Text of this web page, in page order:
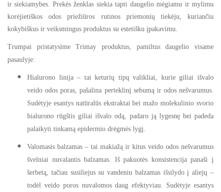
ir siekiamybes. Prekės ženklas siekia tapti daugelio mėgiamu ir mylimu
korėjietiškos odos priežiūros rutinos priemonių tiekėju, kuriančiu
kokybiškus ir veiksmingus produktus su estetišku įpakavimu.
Trumpai pristatysime Trimay produktus, pamiltus daugelio visame
pasaulyje:
Hialurono linija – tai keturių tipų valikliai, kurie giliai išvalo
veido odos poras, pašalina perteklinį sebumą ir odos nešvarumus.
Sudėtyje esantys natūralūs ekstraktai bei mažo molekulinio svorio
hialurono rūgštis giliai išvalo odą, padaro ją lygesnę bei padeda
palaikyti tinkamą epidermio drėgmės lygį.
Valomasis balzamas – tai makiažą ir kitus veido odos nešvarumus
švelniai nuvalantis balzamas. Iš pakuotės konsistencija panaši į
šerbetą, tačiau susiliejus su vandeniu balzamas išsilydo į aliejų –
todėl veido poros nuvalomos daug efektyviau. Sudėtyje esantys